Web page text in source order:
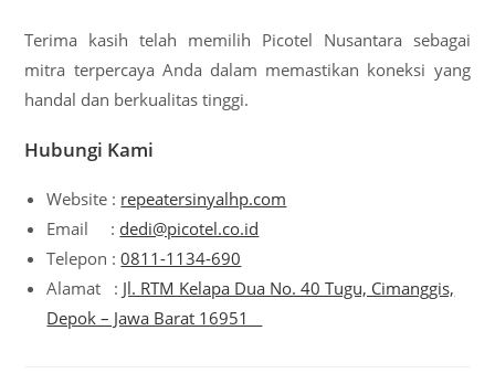
Terima kasih telah memilih Picotel Nusantara sebagai
mitra terpercaya Anda dalam memastikan koneksi yang
handal dan berkualitas tinggi.
Hubungi Kami
Website : repeatersinyalhp.com
Email : dedi@picotel.co.id
Telepon :0811-1134-690
Alamat : Jl. RTM Kelapa Dua No. 40 Tugu, Cimanggis,
Depok – Jawa Barat 16951